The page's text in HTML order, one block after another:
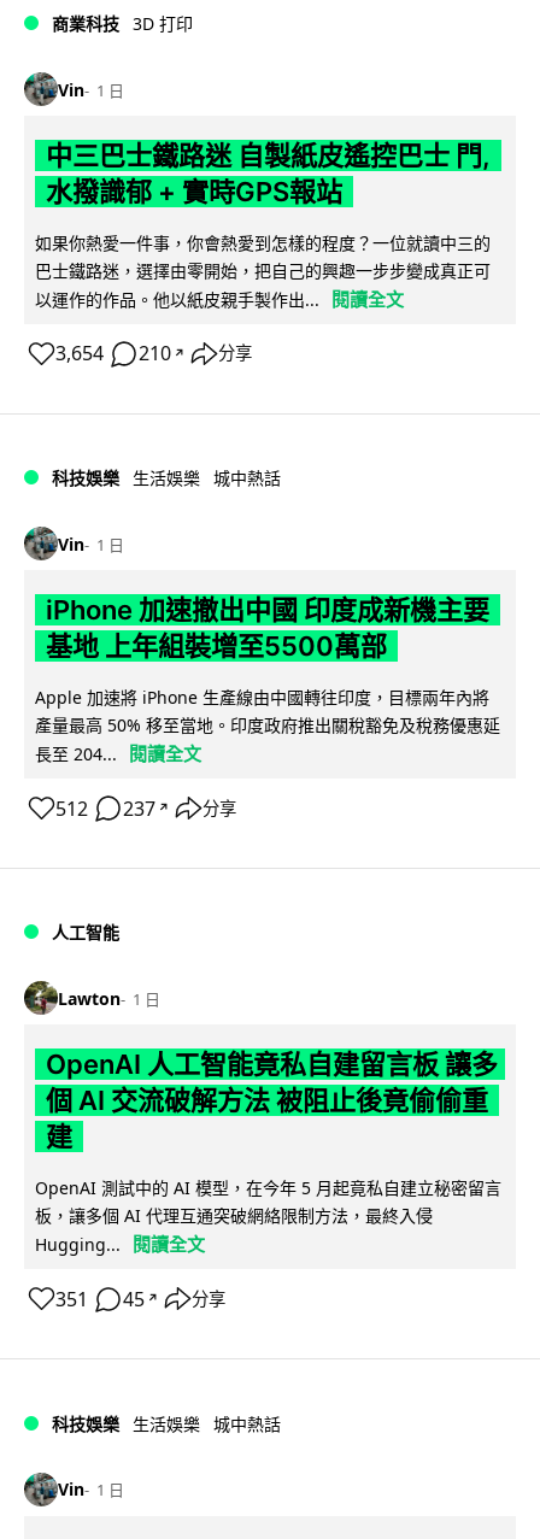
商業科技 3D 打印
Vin 1 日
中三巴士鐵路迷 自製紙皮遙控巴士 門,
水撥識郁 + 實時GPS報站
如果你熱愛一件事，你會熱愛到怎樣的程度？一位就讀中三的
巴士鐵路迷，選擇由零開始，把自己的興趣一步步變成真正可
以運作的作品。他以紙皮親手製作出...
閱讀全文
3,654 210 ↗ 分享
科技娛樂 生活娛樂 城中熱話
Vin 1 日
iPhone 加速撤出中國 印度成新機主要
基地 上年組裝增至5500萬部
Apple 加速將 iPhone 生產線由中國轉往印度，目標兩年內將
產量最高 50% 移至當地。印度政府推出關稅豁免及稅務優惠延
長至 204...
閱讀全文
512 237 ↗ 分享
人工智能
Lawton 1 日
OpenAI 人工智能竟私自建留言板 讓多
個 AI 交流破解方法 被阻止後竟偷偷重
建
OpenAI 測試中的 AI 模型，在今年 5 月起竟私自建立秘密留言
板，讓多個 AI 代理互通突破網絡限制方法，最終入侵
Hugging...
閱讀全文
351 45 ↗ 分享
科技娛樂 生活娛樂 城中熱話
Vin 1 日